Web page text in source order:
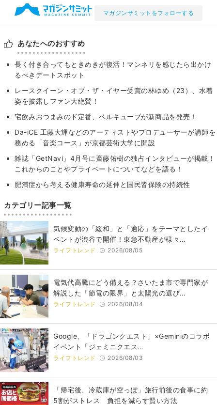
マガジンサミットをフォローする
あなたへのおすすめ
長く付き合ってもときめきが復活！マンネリを感じたら出かけ
るべきデートスポット
レースクイーン・オブ・ザ・イヤー受賞の林ゆめ（23）、水着
姿を披露しファン大絶賛！
宅飲みおつまみのド定番、ベルキューブが新商品を発売！
Da-iCE 工藤大輝などのアーティストやプロデューサーが講師を
務める「音楽コース」が京都芸術大学に開設
雑誌「GetNavi」4月号に斎藤佑樹の独占インタビューが掲載！
これからのことやプライベートについてなどを語る！
肥満症から考える健康寿命の延伸と国民皆保険の持続性
カテゴリー記事一覧
気候変動の「緩和」と「適応」をテーマとしたイ
ベントが渋谷で開催！東急不動産が様々…
ライフトレンド 2026/08/05
電気代高騰にどう備える？さいたま市で専門家が
解説した「節電の限界」と太陽光の選び…
ライフトレンド 2026/08/04
Google、「ドラゴンクエスト」×Geminiのコラボ
イベント「ジェミニクエス…
ライフトレンド 2026/08/03
「帰宅後、冷蔵庫が空っぽ」旅行前後の食事に約
5割がストレス 負担を減らす賢い方法